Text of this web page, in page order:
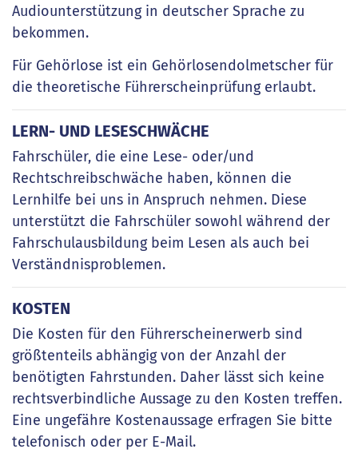
Audiounterstützung in deutscher Sprache zu
bekommen.
Für Gehörlose ist ein Gehörlosendolmetscher für
die theoretische Führerscheinprüfung erlaubt.
LERN- UND LESESCHWÄCHE
Fahrschüler, die eine Lese- oder/und
Rechtschreibschwäche haben, können die
Lernhilfe bei uns in Anspruch nehmen. Diese
unterstützt die Fahrschüler sowohl während der
Fahrschulausbildung beim Lesen als auch bei
Verständnisproblemen.
KOSTEN
Die Kosten für den Führerscheinerwerb sind
größtenteils abhängig von der Anzahl der
benötigten Fahrstunden. Daher lässt sich keine
rechtsverbindliche Aussage zu den Kosten treffen.
Eine ungefähre Kostenaussage erfragen Sie bitte
telefonisch oder per E-Mail.